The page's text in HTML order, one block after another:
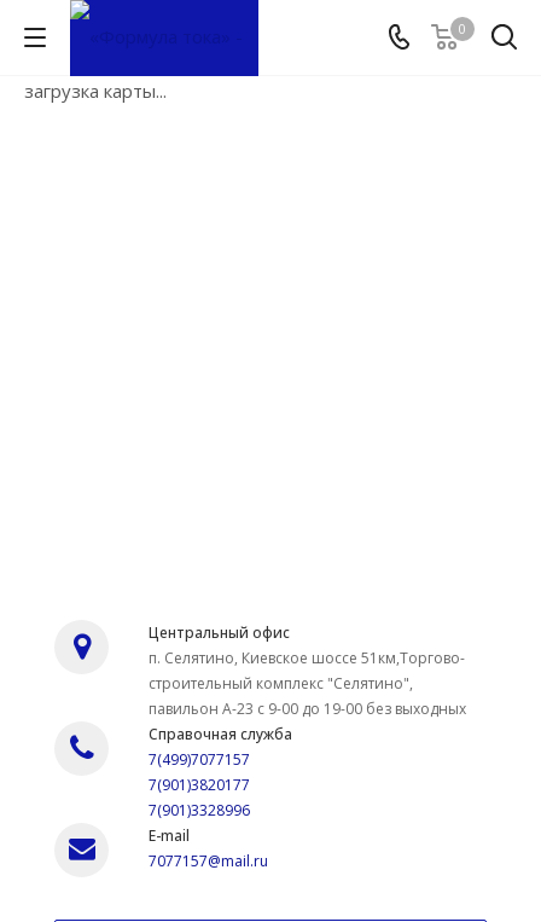
0
загрузка карты...
Центральный офис
п. Селятино, Киевское шоссе 51км,Торгово-
строительный комплекс "Селятино",
павильон А-23 с 9-00 до 19-00 без выходных
Справочная служба
7(499)7077157
7(901)3820177
7(901)3328996
E-mail
7077157@mail.ru